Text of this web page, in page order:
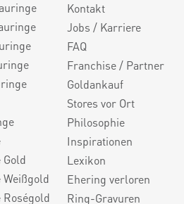
Kontakt
Jobs / Karriere
FAQ
Franchise / Partner
Goldankauf
Stores vor Ort
Philosophie
Inspirationen
Lexikon
Ehering verloren
Ring-Gravuren